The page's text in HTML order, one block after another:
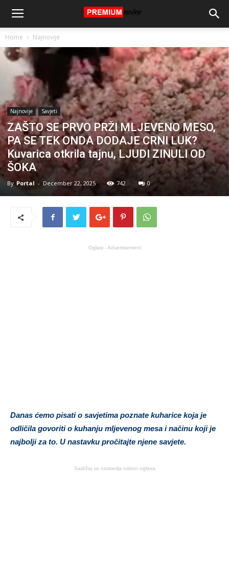
Home Najnovije
Najnovije Savjeti
ZAŠTO SE PRVO PRŽI MLJEVENO MESO,
PA SE TEK ONDA DODAJE CRNI LUK?
Kuvarica otkrila tajnu, LJUDI ZINULI OD
ŠOKA
By Portal - December 22, 2025 742 0
Oglasi - Advertisement
Danas ćemo pisati o savjetima poznate kuharice koja je
odličila govoriti o kuhanju mljevenog mesa i načinu koji je
najbolji za to. U nastavku pročitajte njene savjete.
Sadržaj se nastavlja nakon oglasa